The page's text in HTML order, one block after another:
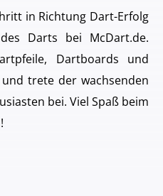
in Richtung Dart-Erfolg
Darts bei McDart.de.
Dartboards und
trete der wachsenden
bei. Viel Spaß beim